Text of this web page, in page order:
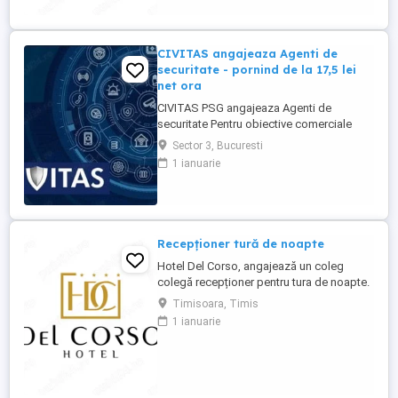
CIVITAS angajeaza Agenti de
securitate - pornind de la 17,5 lei
net ora
CIVITAS PSG angajeaza Agenti de
securitate Pentru obiective comerciale
(magazine de haine din mall-urile din
Bucuresti) CONTACT: apel la numarul din
anunt Locatia: Park Lake, metrou Dristor
Garantam Salariu, program, ...
Sector 3, Bucuresti
1 ianuarie
Recepționer tură de noapte
Hotel Del Corso, angajează un coleg
colegă recepționer pentru tura de noapte.
Responsabilități: - cunoașterea imbii
engleze obligatorie; - ture: 2 ture de 12h, 2
zile libere, doar de noapte; - să fii o
Timisoara, Timis
1 ianuarie